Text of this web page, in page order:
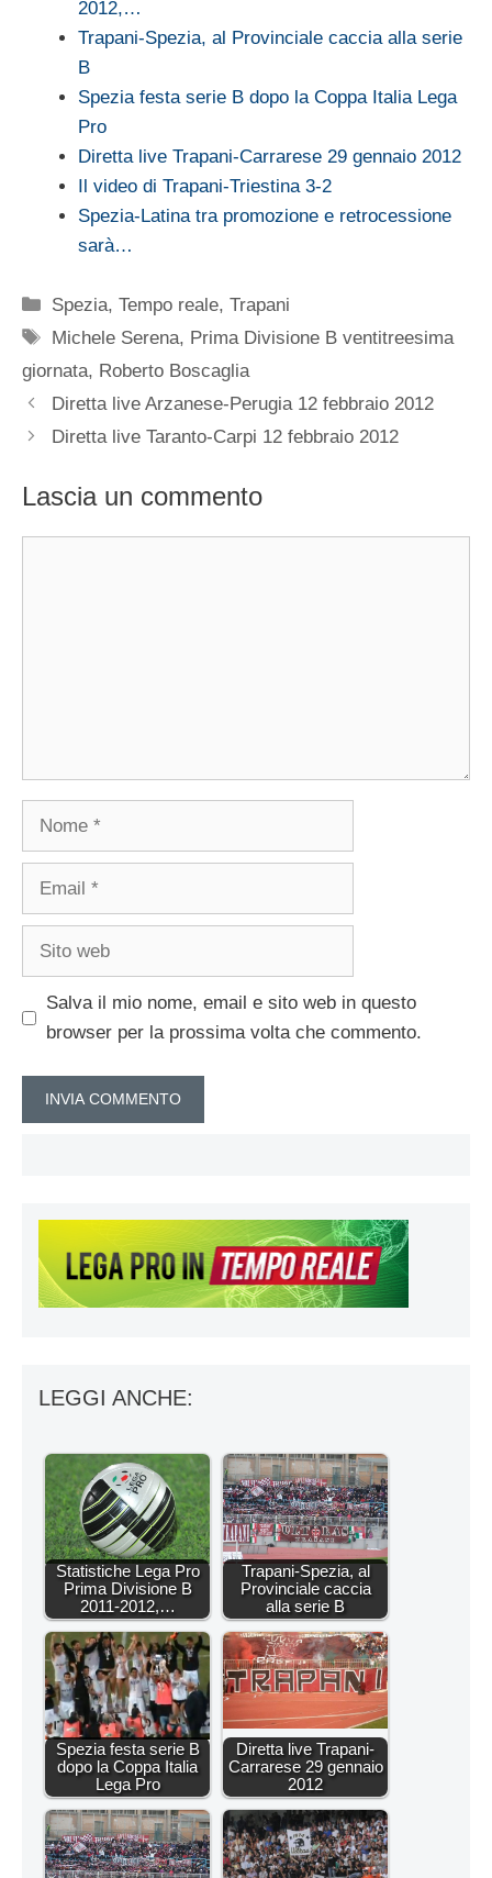
2012,…
Trapani-Spezia, al Provinciale caccia alla serie
B
Spezia festa serie B dopo la Coppa Italia Lega
Pro
Diretta live Trapani-Carrarese 29 gennaio 2012
Il video di Trapani-Triestina 3-2
Spezia-Latina tra promozione e retrocessione
sarà…
Categorie
Spezia,Tempo reale,Trapani
Tag
Michele Serena, Prima Divisione B ventitreesima
giornata, Roberto Boscaglia
Diretta live Arzanese-Perugia 12 febbraio 2012
Diretta live Taranto-Carpi 12 febbraio 2012
Lascia un commento
Nome
Email
Sito
Salva il mio nome, email e sito web in questo
browser per la prossima volta che commento.
LEGGI ANCHE:
Statistiche Lega Pro
Prima Divisione B
2011-2012,…
Trapani-Spezia, al
Provinciale caccia
alla serie B
Spezia festa serie B
dopo la Coppa Italia
Lega Pro
Diretta live Trapani-
Carrarese 29 gennaio
2012